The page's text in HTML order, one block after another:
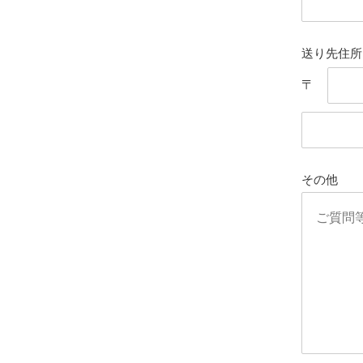
送り先住所
〒
その他